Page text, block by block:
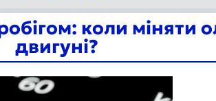
коли міняти
двигуні?